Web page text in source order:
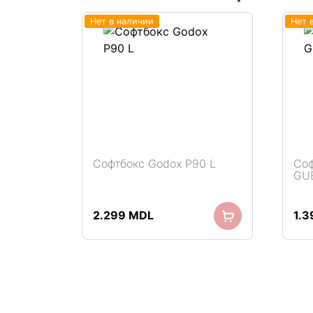
Нет в наличии
Софтбокс Godox P90 L
2.299 MDL
Нет